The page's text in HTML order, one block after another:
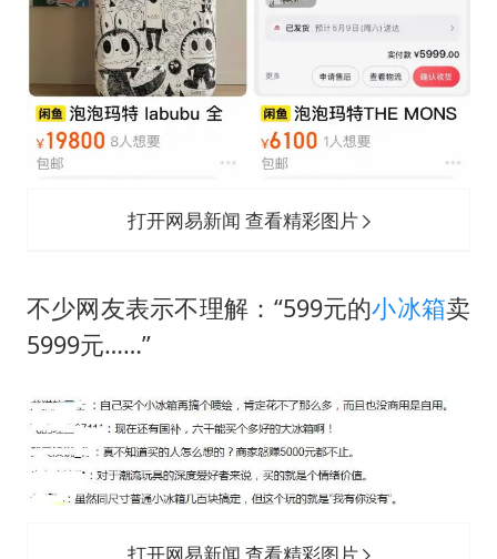
打开网易新闻 查看精彩图片
不少网友表示不理解：“599元的小冰箱卖
5999元……”